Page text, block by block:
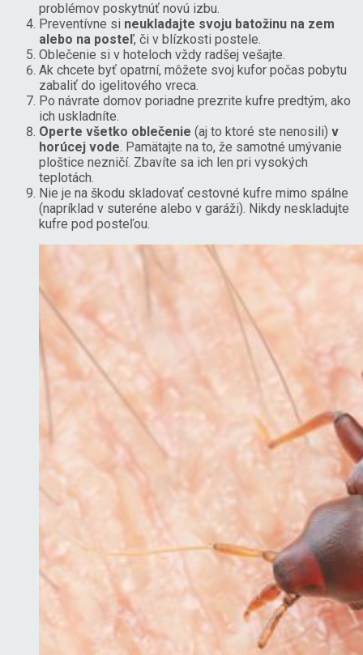
problémov poskytnúť novú izbu.
Preventívne si neukladajte svoju batožinu na zem
alebo na posteľ, či v blízkosti postele.
Oblečenie si v hoteloch vždy radšej vešajte.
Ak chcete byť opatrní, môžete svoj kufor počas pobytu
zabaliť do igelitového vreca.
Po návrate domov poriadne prezrite kufre predtým, ako
ich uskladníte.
Operte všetko oblečenie (aj to ktoré ste nenosili) v
horúcej vode. Pamätajte na to, že samotné umývanie
ploštice nezničí. Zbavíte sa ich len pri vysokých
teplotách.
Nie je na škodu skladovať cestovné kufre mimo spálne
(napríklad v suteréne alebo v garáži). Nikdy neskladujte
kufre pod posteľou.